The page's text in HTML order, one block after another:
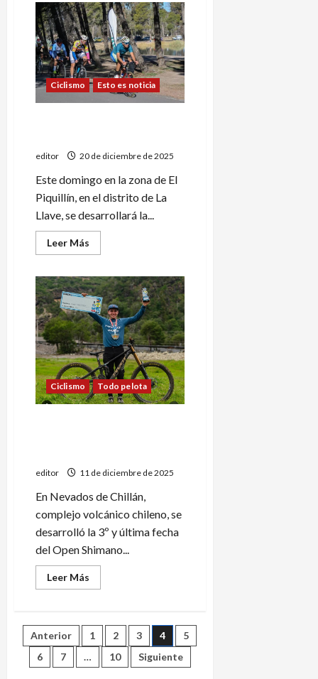
La
temporada
de
Ruta
comenzó
con
dominio
alvearense
Ciclismo Esto es noticia
editor 20 de diciembre de 2025
Este domingo en la zona de El
Piquillín, en el distrito de La
Llave, se desarrollará la...
Leer Más
más
Se
acerca
el
inicio
de
la
Temporada
de
Ruta
Ciclismo Todo pelota
editor 11 de diciembre de 2025
En Nevados de Chillán,
complejo volcánico chileno, se
desarrolló la 3º y última fecha
del Open Shimano...
Leer Más
más
Gajdosech,
el
mejor
Open
Paginación
de
Anterior 1 2 3 4
5
6
7 … 10 Siguiente